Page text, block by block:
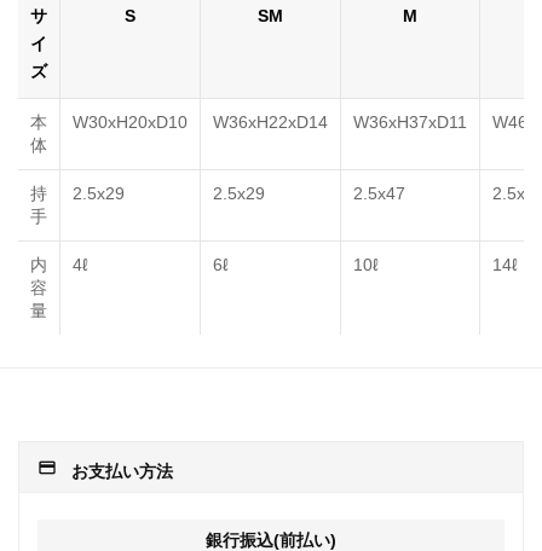
サ
イ
ズ
S SM M
本
体
W30xH20xD10 W36xH22xD14 W36xH37xD11
持
手
2.5x29 2.5x29 2.5x47
内
容
量
4ℓ 6ℓ 10ℓ 14ℓ
payment お支払い方法
銀行振込(前払い)